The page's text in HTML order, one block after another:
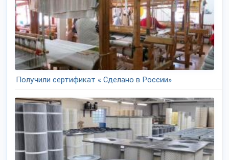
Получили сертификат « Сделано в России»